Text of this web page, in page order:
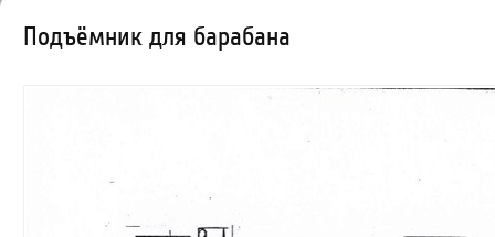
Подъёмник для барабана